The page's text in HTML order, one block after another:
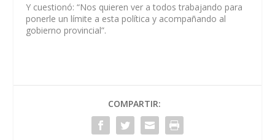
Y cuestionó: “Nos quieren ver a todos trabajando para
ponerle un límite a esta política y acompañando al
gobierno provincial”.
COMPARTIR: